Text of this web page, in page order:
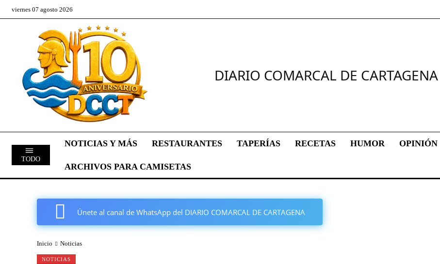
viernes 07 agosto 2026
DIARIO COMARCAL DE CARTAGENA
TODO
NOTICIAS Y MÁS RESTAURANTES TAPERÍAS RECETAS HUMOR OPINIÓN
ARCHIVOS PARA CAMISETAS
Únete al canal de WhatsApp del DIARIO COMARCAL DE CARTAGENA
Inicio Noticias
NOTICIAS